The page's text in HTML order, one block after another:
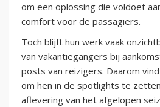
om een oplossing die voldoet
comfort voor de passagiers.
Toch blijft hun werk vaak
van vakantiegangers bij
posts van reizigers. Daarom
om hen in de spotlights te
aflevering van het afgelopen